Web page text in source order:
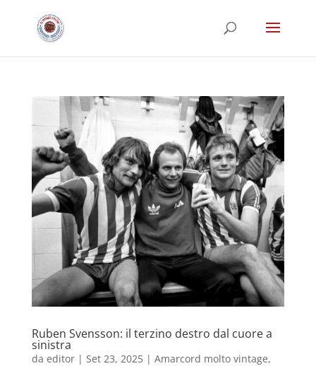
Ruben Svensson: il terzino destro dal cuore a
sinistra
da editor| Set 23, 2025| Amarcord molto vintage,